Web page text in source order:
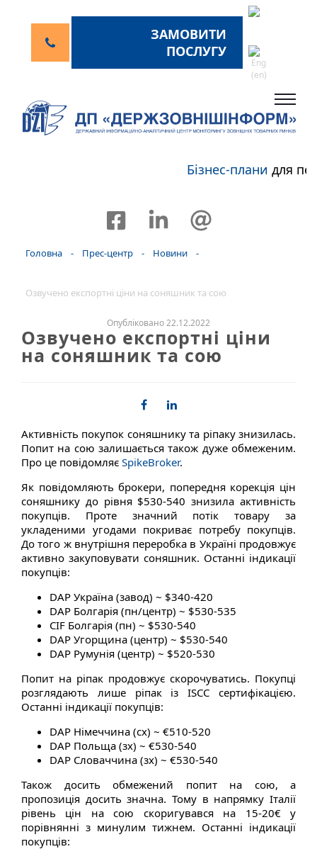
ЗАМОВИТИ
ПОСЛУГУ
Бізнес-планидля
Головна - Прес-центр - Новини -
Озвучено експортні ціни на соняшник та сою
Опубліковано 22.12.2022
Озвучено експортні ціни
на соняшник та сою
Активність покупок соняшнику та ріпаку знизилась.
Попит на сою залишається також дуже обмеженим.
Про це повідомляє SpikeBroker.
Як повідомляють брокери, попередня корекція цін
соняшнику до рівня $530-540 знизила активність
покупців. Проте значний потік товару за
укладеними угодами покриває потребу покупців.
До того ж внутрішня переробка в Україні продовжує
активно закуповувати соняшник. Останні індикації
покупців:
DAP Україна (завод) ~ $340-420
DAP Болгарія (пн/центр) ~ $530-535
CIF Болгарія (пн) ~ $530-540
DAP Угорщина (центр) ~ $530-540
DAP Румунія (центр) ~ $520-530
Попит на ріпак продовжує скорочуватись. Покупці
розглядають лише ріпак із ISCC сертифікацією.
Останні індикації покупців:
DAP Німеччина (сх) ~ €510-520
DAP Польща (зх) ~ €530-540
DAP Словаччина (зх) ~ €530-540
Також досить обмежений попит на сою, а
пропозиція досить значна. Тому в напрямку Італії
рівень цін на сою скоригувався на 15-20€ у
порівнянні з минулим тижнем. Останні індикації
покупців: